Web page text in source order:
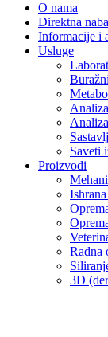
O nama
Direktna
Informacije i
Usluge
Saveti
Proizvodi
Radna
3D